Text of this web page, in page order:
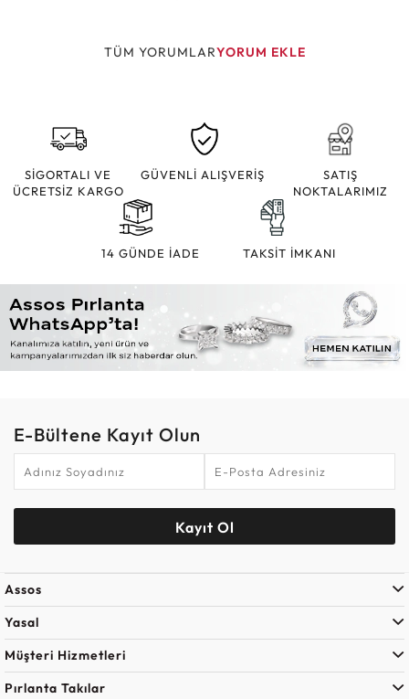
TÜM YORUMLARYORUM EKLE
SİGORTALI VE
ÜCRETSİZ KARGO
GÜVENLİ ALIŞVERİŞ
SATIŞ
NOKTALARIMIZ
14 GÜNDE İADE TAKSİT İMKANI
E-Bültene Kayıt Olun
Kayıt Ol
Assos
Yasal
Müşteri Hizmetleri
Pırlanta Takılar